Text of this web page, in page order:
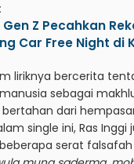
Z Pecahkan
Car Free Night di
liriknya bercerita
sebagai
dari
single ini, Ras Inggi
serat